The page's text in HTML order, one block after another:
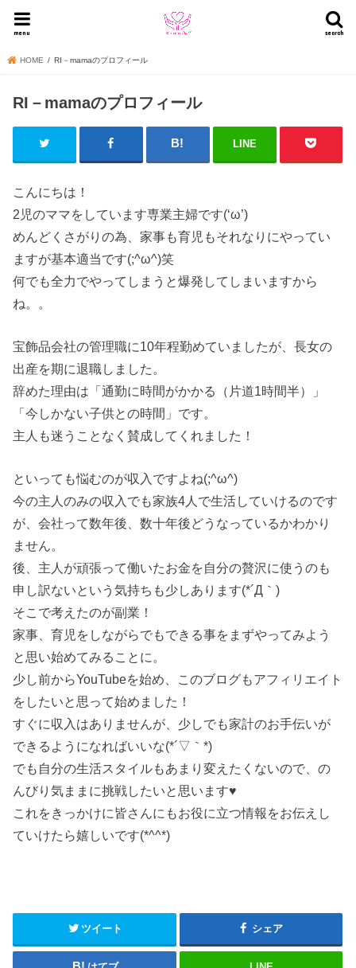
search
menu
HOME RI－mamaのプロフィール
RI－mamaのプロフィール
LINE
こんにちは！
2児のママをしています専業主婦です(‘ω’)
めんどくさがりの為、家事も育児もそれなりにやってい
ますが基本適当です(;^ω^)笑
何でも全力でやってしまうと爆発してしまいますから
ね。。
宝飾品会社の管理職に10年程勤めていましたが、長女の
出産を期に退職しました。
辞めた理由は「通勤に時間がかかる（片道1時間半）」
「今しかない子供との時間」です。
主人も迷うことなく賛成してくれました！
といっても悩むのが収入ですよね(;^ω^)
今の主人のみの収入でも家族4人で生活していけるのです
が、会社って数年後、数十年後どうなっているかわかり
ません。
後、主人が頑張って働いたお金を自分の贅沢に使うのも
申し訳ないという気持ちも少しあります(*´Д｀)
そこで考えたのが副業！
家事、育児をしながらでもできる事をまずやってみよう
と思い始めてみることに。
少し前からYouTubeを始め、このブログもアフィリエイト
をしたいと思って始めました！
すぐに収入はありませんが、少しでも家計のお手伝いが
できるようになればいいな(*´▽｀*)
でも自分の生活スタイルもあまり変えたくないので、の
んびり気ままに挑戦したいと思います♥
これをきっかけに皆さんにもお役に立つ情報をお伝えし
ていけたら嬉しいです(*^^*)
ツイート シェア